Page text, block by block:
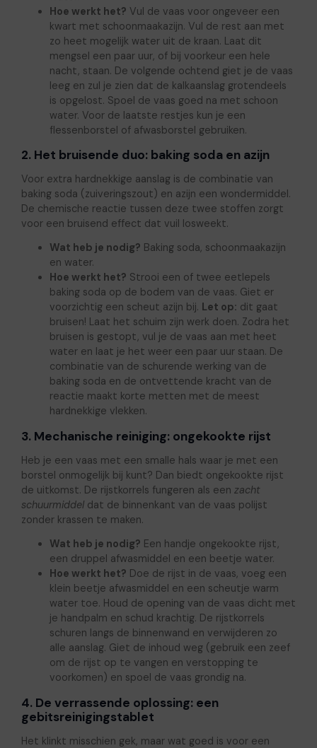
Hoe werkt het? Vul de vaas voor ongeveer een
kwart met schoonmaakazijn. Vul de rest aan met
zo heet mogelijk water uit de kraan. Laat dit
mengsel een paar uur, of bij voorkeur een hele
nacht, staan. De volgende ochtend giet je de vaas
leeg en zul je zien dat de kalkaanslag grotendeels
is opgelost. Spoel de vaas goed na met schoon
water. Voor de laatste restjes kun je een
flessenborstel of afwasborstel gebruiken.
2. Het bruisende duo: baking soda en azijn
Voor extra hardnekkige aanslag is de combinatie van
baking soda (zuiveringszout) en azijn een wondermiddel.
De chemische reactie tussen deze twee stoffen zorgt
voor een bruisend effect dat vuil losweekt.
Wat heb je nodig? Baking soda, schoonmaakazijn
en water.
Hoe werkt het? Strooi een of twee eetlepels
baking soda op de bodem van de vaas. Giet er
voorzichtig een scheut azijn bij. Let op: dit gaat
bruisen! Laat het schuim zijn werk doen. Zodra het
bruisen is gestopt, vul je de vaas aan met heet
water en laat je het weer een paar uur staan. De
combinatie van de schurende werking van de
baking soda en de ontvettende kracht van de
reactie maakt korte metten met de meest
hardnekkige vlekken.
3. Mechanische reiniging: ongekookte rijst
Heb je een vaas met een smalle hals waar je met een
borstel onmogelijk bij kunt? Dan biedt ongekookte rijst
de uitkomst. De rijstkorrels fungeren als een zacht
schuurmiddeldat de binnenkant van de vaas polijst
zonder krassen te maken.
Wat heb je nodig? Een handje ongekookte rijst,
een druppel afwasmiddel en een beetje water.
Hoe werkt het? Doe de rijst in de vaas, voeg een
klein beetje afwasmiddel en een scheutje warm
water toe. Houd de opening van de vaas dicht met
je handpalm en schud krachtig. De rijstkorrels
schuren langs de binnenwand en verwijderen zo
alle aanslag. Giet de inhoud weg (gebruik een zeef
om de rijst op te vangen en verstopping te
voorkomen) en spoel de vaas grondig na.
4. De verrassende oplossing: een
gebitsreinigingstablet
Het klinkt misschien gek, maar wat goed is voor een